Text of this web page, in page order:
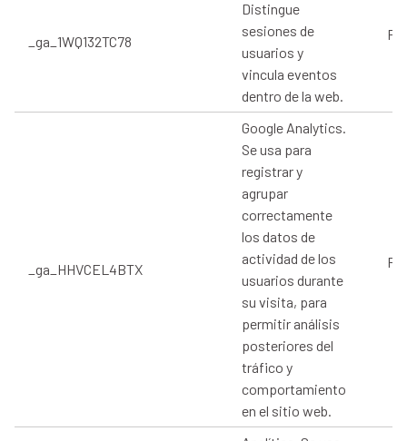
_ga_1WQ132TC78
Distingue
sesiones de
usuarios y
vincula eventos
dentro de la web.
_ga_HHVCEL4BTX
Google Analytics.
Se usa para
registrar y
agrupar
correctamente
los datos de
actividad de los
usuarios durante
su visita, para
permitir análisis
posteriores del
tráfico y
comportamiento
en el sitio web.